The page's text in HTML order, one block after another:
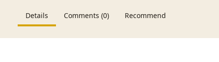
Details Comments (0) Recommend